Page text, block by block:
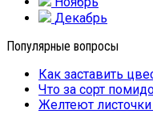
Декабрь
Популярные вопросы
Как заставить
Что за сорт
Желтеют листочки